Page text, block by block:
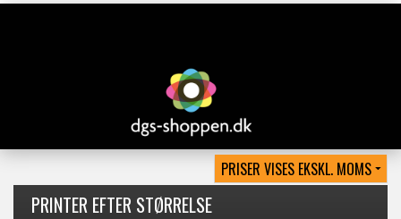
PRINTER EFTER STØRRELSE